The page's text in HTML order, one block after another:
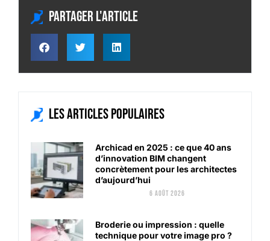
Partager l'article
Les articles populaires
Archicad en 2025 : ce que 40 ans
d’innovation BIM changent
concrètement pour les architectes
d’aujourd’hui
6 août 2026
Broderie ou impression : quelle
technique pour votre image pro ?